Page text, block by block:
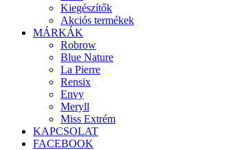
Kiegészítők
Akciós termékek
MÁRKÁK
Robrow
Blue Nature
La Pierre
Rensix
Envy
Meryll
Miss Extrém
KAPCSOLAT
FACEBOOK